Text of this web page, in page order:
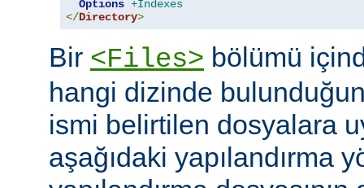
Options +Indexes
</Directory>
Bir <Files> bölümü
hangi dizinde
ismi belirtilen dosyalara
aşağıdaki yapılandırma